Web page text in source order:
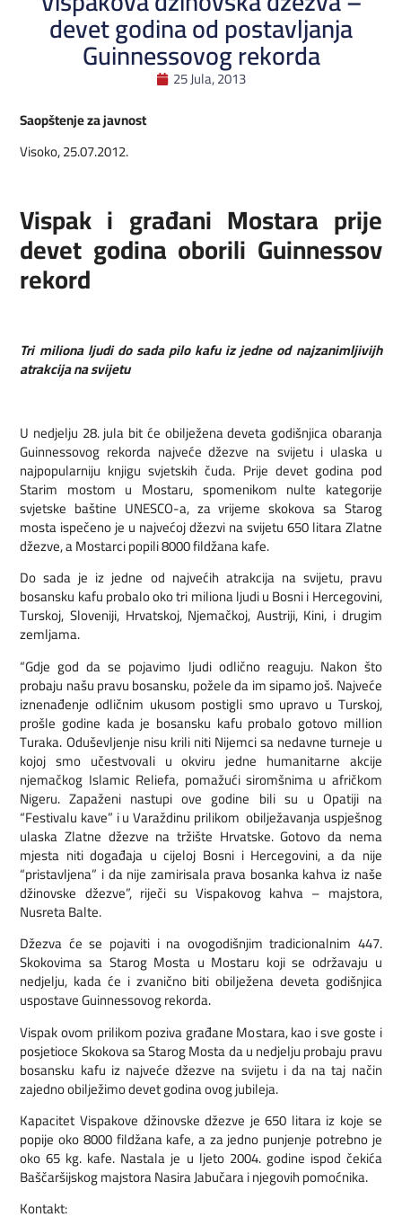
devet godina od postavljanja
Guinnessovog rekorda
25 Jula, 2013
Saopštenje za javnost
Visoko, 25.07.2012.
Vispak i građani Mostara prije
devet godina oborili Guinnessov
rekord
Tri miliona ljudi do sada pilo kafu iz jedne od najzanimljivijh
atrakcija na svijetu
U nedjelju 28. jula bit će obilježena deveta godišnjica obaranja
Guinnessovog rekorda najveće džezve na svijetu i ulaska u
najpopularniju knjigu svjetskih čuda. Prije devet godina pod
Starim mostom u Mostaru, spomenikom nulte kategorije
svjetske baštine UNESCO-a, za vrijeme skokova sa Starog
mosta ispečeno je u najvećoj džezvi na svijetu 650 litara Zlatne
džezve, a Mostarci popili 8000 fildžana kafe.
Do sada je iz jedne od najvećih atrakcija na svijetu, pravu
bosansku kafu probalo oko tri miliona ljudi u Bosni i Hercegovini,
Turskoj, Sloveniji, Hrvatskoj, Njemačkoj, Austriji, Kini, i drugim
zemljama.
“Gdje god da se pojavimo ljudi odlično reaguju. Nakon što
probaju našu pravu bosansku, požele da im sipamo još. Najveće
iznenađenje odličnim ukusom postigli smo upravo u Turskoj,
prošle godine kada je bosansku kafu probalo gotovo million
Turaka. Oduševljenje nisu krili niti Nijemci sa nedavne turneje u
kojoj smo učestvovali u okviru jedne humanitarne akcije
njemačkog Islamic Reliefa, pomažući siromšnima u afričkom
Nigeru. Zapaženi nastupi ove godine bili su u Opatiji na
“Festivalu kave” i u Varaždinu prilikom obilježavanja uspješnog
ulaska Zlatne džezve na tržište Hrvatske. Gotovo da nema
mjesta niti događaja u cijeloj Bosni i Hercegovini, a da nije
“pristavljena” i da nije zamirisala prava bosanka kahva iz naše
džinovske džezve”, riječi su Vispakovog kahva – majstora,
Nusreta Balte.
Džezva će se pojaviti i na ovogodišnjim tradicionalnim 447.
Skokovima sa Starog Mosta u Mostaru koji se održavaju u
nedjelju, kada će i zvanično biti obilježena deveta godišnjica
uspostave Guinnessovog rekorda.
Vispak ovom prilikom poziva građane Mostara, kao i sve goste i
posjetioce Skokova sa Starog Mosta da u nedjelju probaju pravu
bosansku kafu iz najveće džezve na svijetu i da na taj način
zajedno obilježimo devet godina ovog jubileja.
Kapacitet Vispakove džinovske džezve je 650 litara iz koje se
popije oko 8000 fildžana kafe, a za jedno punjenje potrebno je
oko 65 kg. kafe. Nastala je u ljeto 2004. godine ispod čekića
Baščaršijskog majstora Nasira Jabučara i njegovih pomoćnika.
Kontakt: